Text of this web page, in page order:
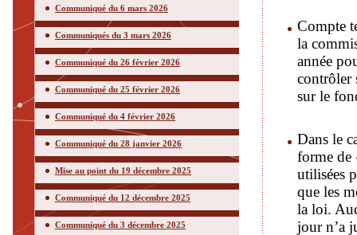
Communiqué du 6 mars 2026
Communiqués du 3 mars 2026
Communiqué du 26 février 2026
Communiqué du 25 février 2026
Communiqué du 4 février 2026
Communiqué du 28 janvier 2026
Mise au point du 19 décembre 2025
Communiqué du 12 décembre 2025
Communiqué du 3 décembre 2025
Compte
la
année
contrôler
sur le
Dans le
forme de
utilisées
que les
la loi.
jour n’a